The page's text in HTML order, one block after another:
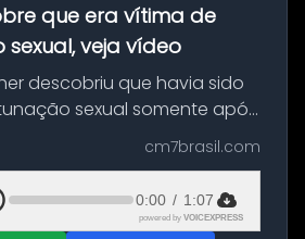
que era vítima de
veja vídeo
descobriu que havia sido
sexual somente após
que gravou enquanto
de um condomínio em
na Bahia. O c...
cm7brasil.com
0:00 / 1:07
powered by VOICEXPRESS